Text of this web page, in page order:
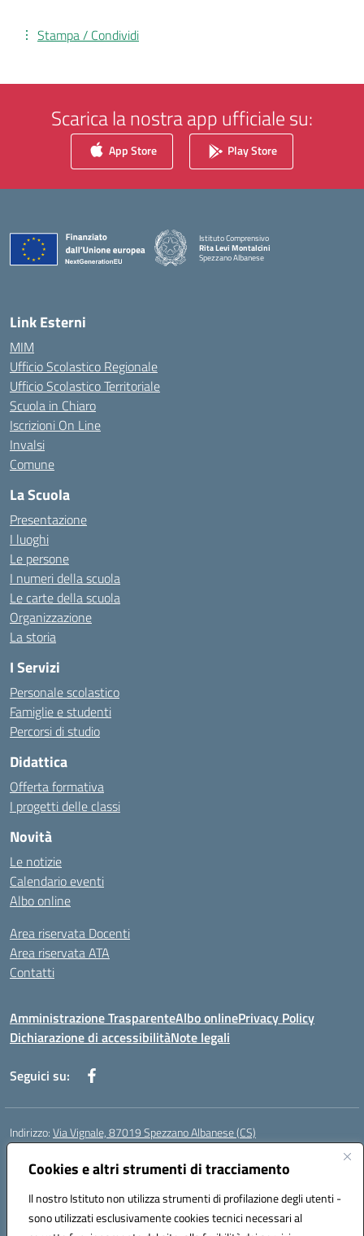
Cookies e altri strumenti di tracciamento
Il nostro Istituto non utilizza strumenti di profilazione degli utenti -
sono utilizzati esclusivamente cookies tecnici necessari al
Stampa / Condividi
Scarica la nostra app ufficiale su:
App Store Play Store
Istituto Comprensivo
Rita Levi Montalcini
Spezzano Albanese
— Visita la pagina iniziale della scuola
Link Esterni
MIM
Ufficio Scolastico Regionale
Ufficio Scolastico Territoriale
Scuola in Chiaro
Iscrizioni On Line
Invalsi
Comune
La Scuola
Presentazione
I luoghi
Le persone
I numeri della scuola
Le carte della scuola
Organizzazione
La storia
I Servizi
Personale scolastico
Famiglie e studenti
Percorsi di studio
Didattica
Offerta formativa
I progetti delle classi
Novità
Le notizie
Calendario eventi
Albo online
Area riservata Docenti
Area riservata ATA
Contatti
Amministrazione TrasparenteAlbo onlinePrivacy Policy
Dichiarazione di accessibilitàNote legali
Seguici su:
Indirizzo:Via Vignale, 87019 Spezzano Albanese (CS)
Centralino:
Posta elettronica certificata (PEC):csic878003@pec.istruzione.it
Codice fiscale: 94018300783
Codice meccanografico:CSIC878003
Codice Indice delle Pubbliche Amministrazioni (IPA): istsc_csic878003